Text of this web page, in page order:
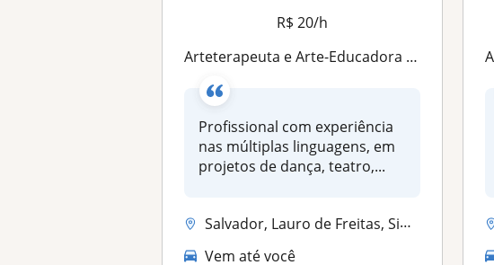
R$ 20/h
Arteterapeuta e Arte-Educadora (Teatro/Dança/Artes Visuais) e Yoga - Para todas as Idades
Profissional com experiência
nas múltiplas linguagens, em
projetos de dança, teatro,...
Salvador, Lauro de Freitas, Simões Filho, Itaparica
Vem até você